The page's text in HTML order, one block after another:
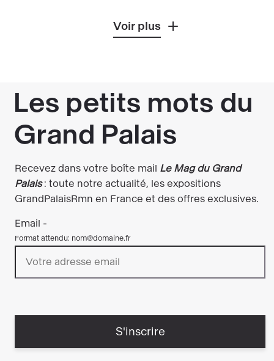
Chastel-Rousseau, conservatrice de la peinture
Cette rétrospective, organisée par la Réunion
des musées nationaux – Grand Palais, le musée
du Louvre et l’Art Institute de Chicago est la
française consacrée au génie que fut Greco. Elle
est l’occasion de redécouvrir, de Venise à Tolède,
caractère novateur de son art. Montrant des
œuvres fortes et décisives, l’exposition restitue
au public une image juste, puissante mais aussi
inattendue de Greco, un artiste plus humaniste
spirituel et littéraire. Un artiste intemporel frappé
du sceau de la modernité.
Voir plus